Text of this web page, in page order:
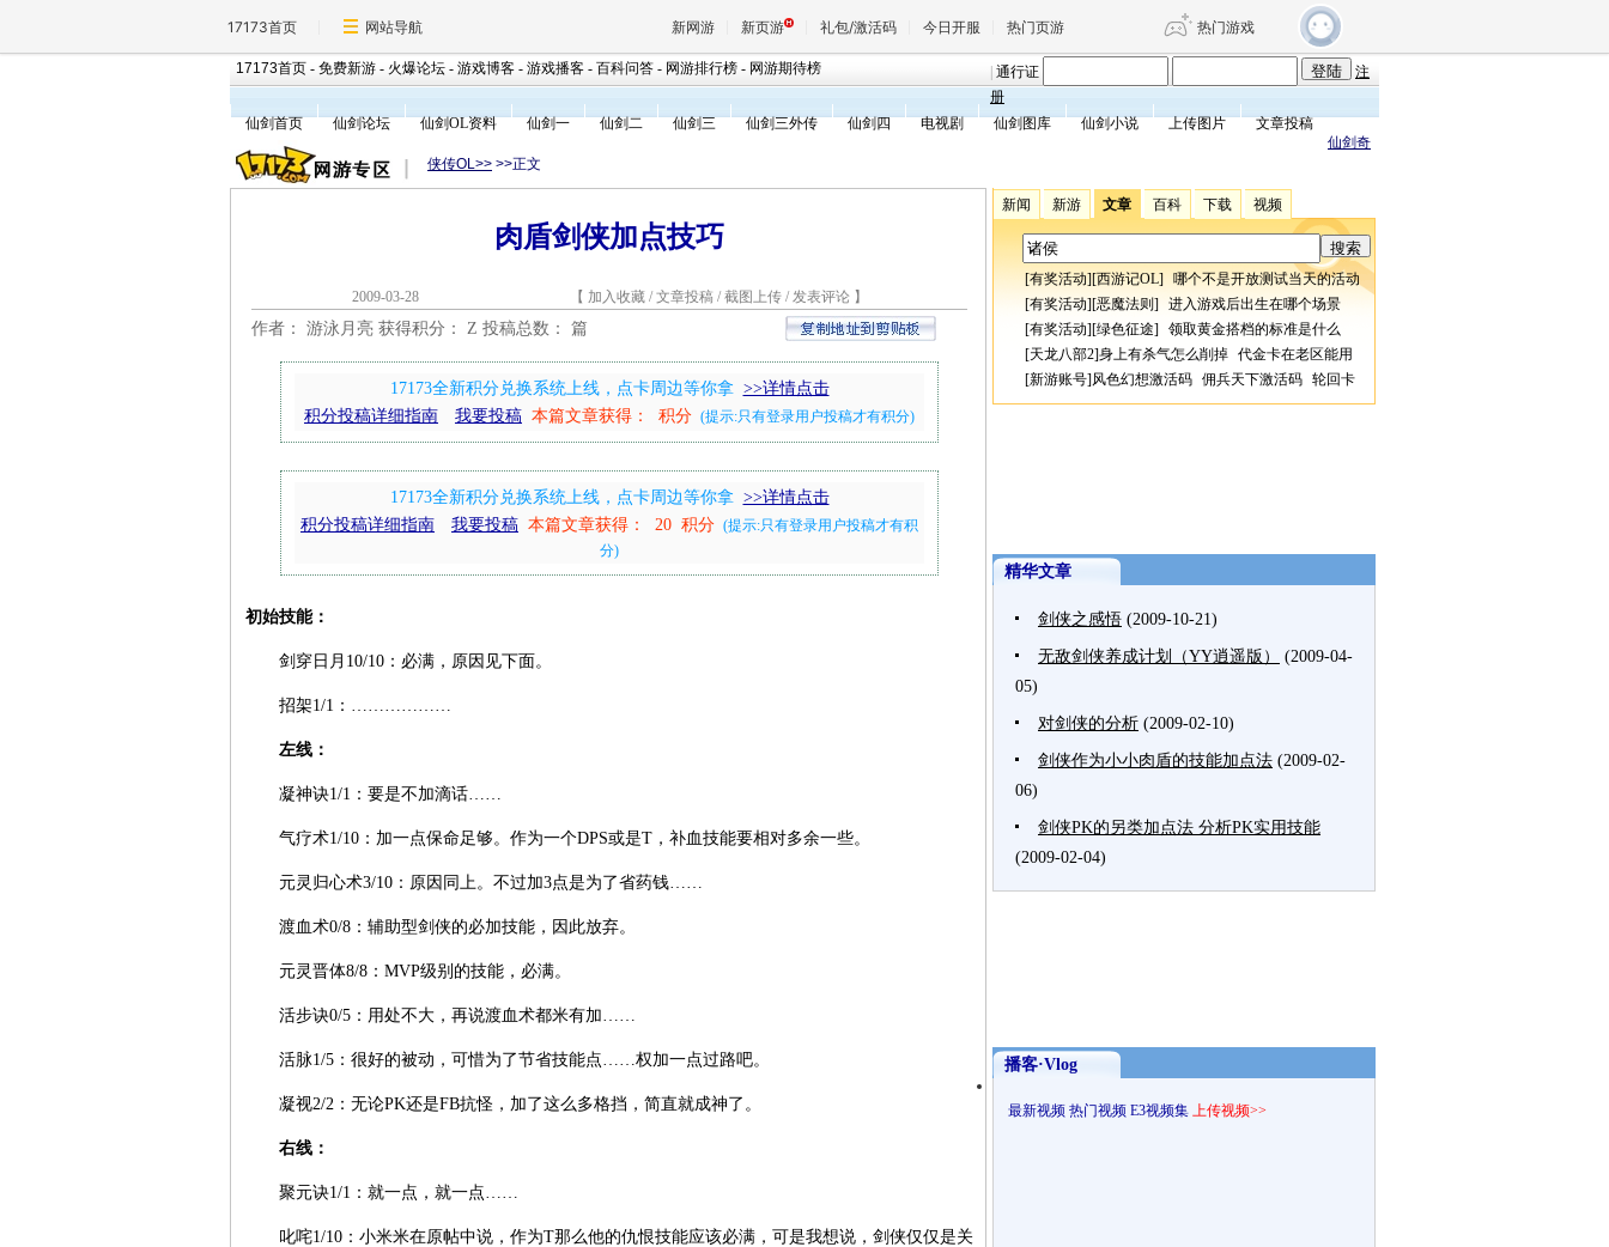
17173首页 网站导航 新网游 新页游 礼包/激活码 今日开服 热门页游 热门游戏
天堂 剑网3旗舰版 新天龙八部
王权与自由 诛仙世界 仙剑世界
17173首页 - 免费新游 - 火爆论坛 - 游戏博客 - 游戏播客 - 百科问答 - 网游排行榜 - 网游期待榜 通行证
注
册
仙剑首页
仙剑论坛 仙剑OL资料 仙剑一 仙剑二 仙剑三 仙剑三外传 仙剑四 电视剧 仙剑图库 仙剑小说 上传图片
文章投稿
仙剑奇
侠传OL>> >>正文
肉盾剑侠加点技巧
2009-03-28 【 加入收藏/ 文章投稿 / 截图上传/ 发表评论】
作者： 游泳月亮 获得积分： Z 投稿总数： 篇
17173全新积分兑换系统上线，点卡周边等你拿 >>详情点击
积分投稿详细指南
我要投稿 本篇文章获得： 积分 (提示:只有登录用户投稿才有积分)
17173全新积分兑换系统上线，点卡周边等你拿 >>详情点击
积分投稿详细指南
我要投稿 本篇文章获得： 20 积分 (提示:只有登录用户投稿才有积
分)
初始技能：
剑穿日月10/10：必满，原因见下面。
招架1/1：………………
左线：
凝神诀1/1：要是不加滴话……
气疗术1/10：加一点保命足够。作为一个DPS或是T，补血技能要相对多余一些。
元灵归心术3/10：原因同上。不过加3点是为了省药钱……
渡血术0/8：辅助型剑侠的必加技能，因此放弃。
元灵晋体8/8：MVP级别的技能，必满。
活步诀0/5：用处不大，再说渡血术都米有加……
活脉1/5：很好的被动，可惜为了节省技能点……权加一点过路吧。
凝视2/2：无论PK还是FB抗怪，加了这么多格挡，简直就成神了。
右线：
聚元诀1/1：就一点，就一点……
叱咤1/10：小米米在原帖中说，作为T那么他的仇恨技能应该必满，可是我想说，剑侠仅仅是关
新闻 新游 文章 百科 下载 视频
[有奖活动][西游记OL] 哪个不是开放测试当天的活动
[有奖活动][恶魔法则 ] 进入游戏后出生在哪个场景
[有奖活动][绿色征途] 领取黄金搭档的标准是什么
[天龙八部2]身上有杀气怎么削掉 代金卡在老区能用
[新游账号]风色幻想激活码 佣兵天下激活码 轮回卡
精华文章
剑侠之感悟 (2009-10-21)
无敌剑侠养成计划（YY逍遥版）
(2009-04-
05)
对剑侠的分析 (2009-02-10)
剑侠作为小小肉盾的技能加点法 (2009-02-
06)
剑侠PK的另类加点法 分析PK实用技能
(2009-02-04)
播客·Vlog
最新视频 热门视频 E3视频集 上传视频>>